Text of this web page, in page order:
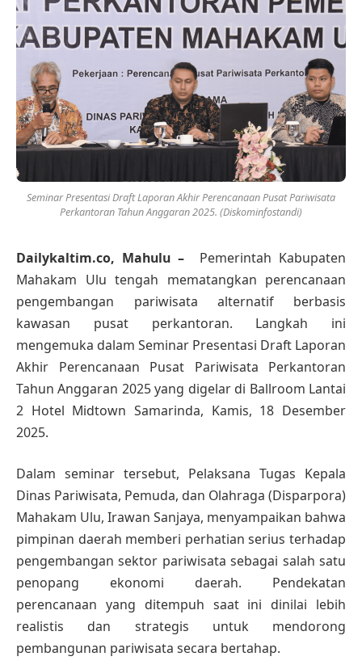
Seminar Presentasi Draft Laporan Akhir Perencanaan Pusat Pariwisata
Perkantoran Tahun Anggaran 2025. (Diskominfostandi)
Dailykaltim.co, Mahulu – Pemerintah Kabupaten
Mahakam Ulu tengah mematangkan perencanaan
pengembangan pariwisata alternatif berbasis
kawasan pusat perkantoran. Langkah ini
mengemuka dalam Seminar Presentasi Draft Laporan
Akhir Perencanaan Pusat Pariwisata Perkantoran
Tahun Anggaran 2025 yang digelar di Ballroom Lantai
2 Hotel Midtown Samarinda, Kamis, 18 Desember
2025.
Dalam seminar tersebut, Pelaksana Tugas Kepala
Dinas Pariwisata, Pemuda, dan Olahraga (Disparpora)
Mahakam Ulu, Irawan Sanjaya, menyampaikan bahwa
pimpinan daerah memberi perhatian serius terhadap
pengembangan sektor pariwisata sebagai salah satu
penopang ekonomi daerah. Pendekatan
perencanaan yang ditempuh saat ini dinilai lebih
realistis dan strategis untuk mendorong
pembangunan pariwisata secara bertahap.